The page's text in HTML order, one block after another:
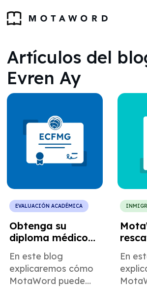
Artículos del
Evren Ay
EVALUACIÓN ACADÉMICA
Obtenga su
diploma médico
ECFMG con
MotaWord
En este blog
explicaremos cómo
MotaWord puede
el
En